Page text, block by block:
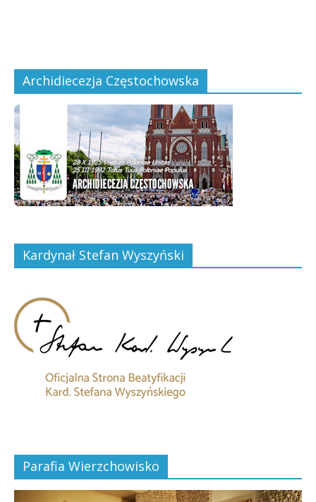
Archidiecezja Częstochowska
Kardynał Stefan Wyszyński
Parafia Wierzchowisko